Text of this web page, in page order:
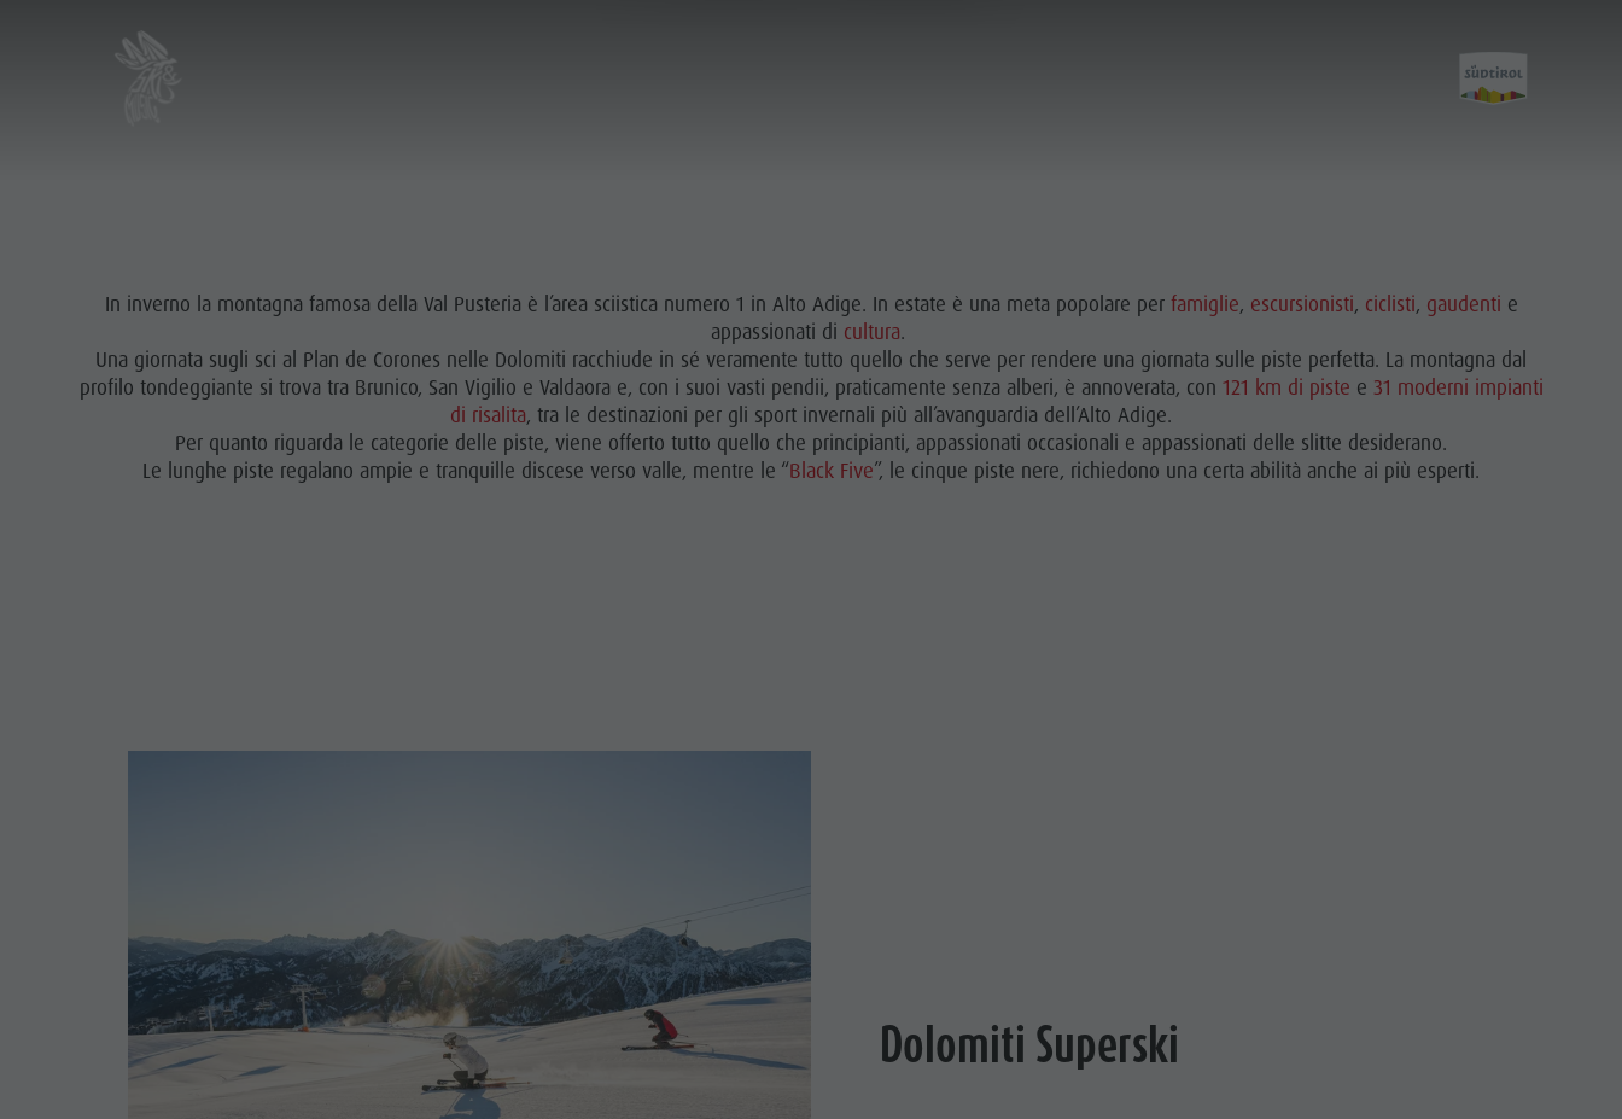
In inverno la montagna famosa della Val Pusteria è l’area sciistica numero 1 in Alto Adige. In estate è una meta popolare per famiglie, escursionisti, ciclisti, gaudenti e
appassionati di cultura.
Una giornata sugli sci al Plan de Corones nelle Dolomiti racchiude in sé veramente tutto quello che serve per rendere una giornata sulle piste perfetta. La montagna dal
profilo tondeggiante si trova tra Brunico, San Vigilio e Valdaora e, con i suoi vasti pendii, praticamente senza alberi, è annoverata, con 121 km di piste e 31 moderni impianti
di risalita, tra le destinazioni per gli sport invernali più all’avanguardia dell’Alto Adige.
Per quanto riguarda le categorie delle piste, viene offerto tutto quello che principianti, appassionati occasionali e appassionati delle slitte desiderano.
Le lunghe piste regalano ampie e tranquille discese verso valle, mentre le “Black Five”, le cinque piste nere, richiedono una certa abilità anche ai più esperti.
Dolomiti Superski